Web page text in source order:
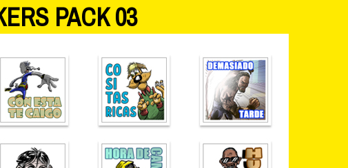
PACK 03